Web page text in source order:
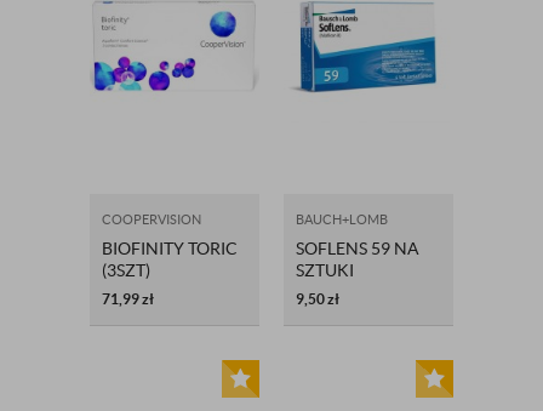
COOPERVISION
BIOFINITY TORIC
(3SZT)
71,99zł
BAUCH+LOMB
SOFLENS 59 NA
SZTUKI
9,50zł